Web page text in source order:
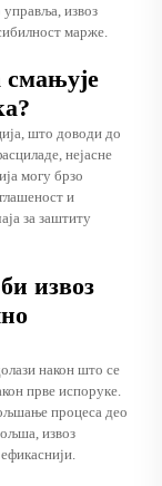
извоз
марже.
смањује
што доводи до
нејасне
могу брзо
и
за заштиту
извоз
након што се
прве испоруке.
процеса део
извоз